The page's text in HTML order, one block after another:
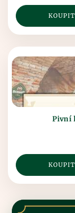
KOUPIT
Pivní
KOUPIT